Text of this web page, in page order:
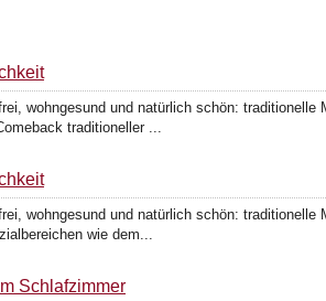
wohngesund und natürlich schön:
traditioneller ...
wohngesund und natürlich schön:
wie dem...
Schlafzimmer